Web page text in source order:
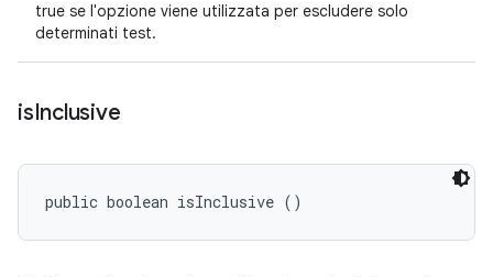
true se l'opzione viene utilizzata per escludere solo
determinati test.
isInclusive
public boolean isInclusive ()